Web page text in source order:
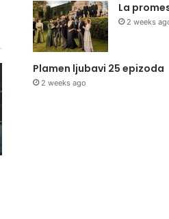
La
2 weeks
Plamen ljubavi 25 epizoda
2 weeks ago